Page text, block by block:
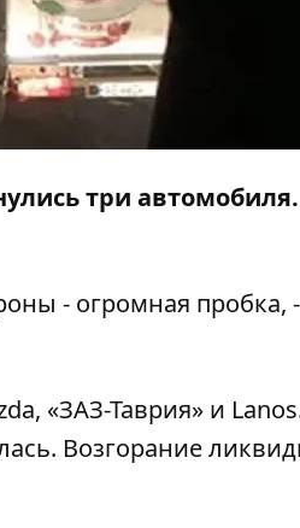
три
- огромная пробка,
«ЗАЗ-Таврия» и
Возгорание